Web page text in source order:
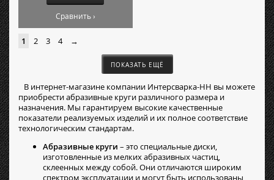
Сравнить ›
1 2 3 4 →
ПОКАЗАТЬ ЕЩЁ
В интернет-магазине компании Интерсварка-НН вы можете
приобрести абразивные круги различного размера и
назначения. Мы гарантируем высокие качественные
показатели реализуемых изделий и их полное соответствие
технологическим стандартам.
Абразивные круги – это специальные диски,
изготовленные из мелких абразивных частиц,
склеенных между собой. Они отличаются широким
спектром эксплуатации и могут быть использованы